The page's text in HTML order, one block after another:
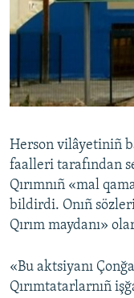
Русский
QOŞULIÑIZ!
RFE/RS bütün
Herson vilâyetiniñ
faalleri tarafından
Qırımnıñ «mal
bildirdi. Onıñ
Qırım maydanı»
«Bu aktsiyanı
Qırımtatarlarnıñ